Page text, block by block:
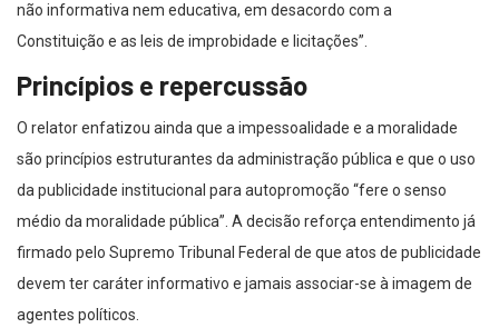
Constituição e as leis de improbidade e licitações”.
Princípios e repercussão
O relator enfatizou ainda que a impessoalidade e a moralidade
são princípios estruturantes da administração pública e que o uso
da publicidade institucional para autopromoção “fere o senso
médio da moralidade pública”. A decisão reforça entendimento já
firmado pelo Supremo Tribunal Federal de que atos de publicidade
devem ter caráter informativo e jamais associar-se à imagem de
agentes políticos.